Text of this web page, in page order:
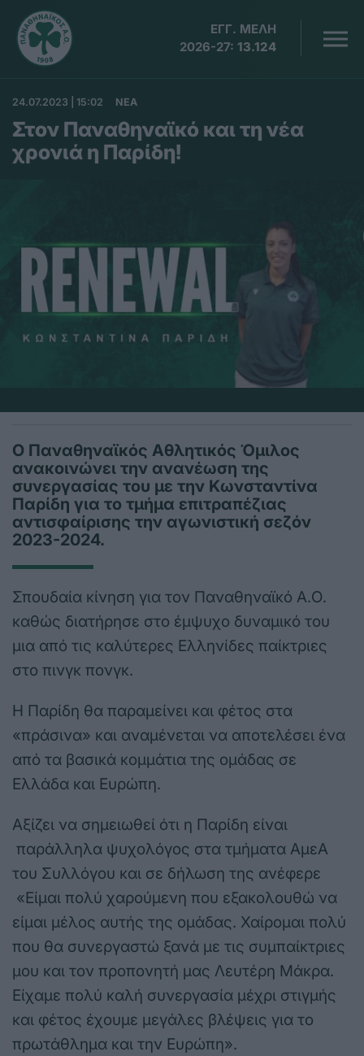
ΕΓΓ. ΜΕΛΗ
2026-27: 13.124
24.07.2023 | 15:02 ΝΕΑ
Στον Παναθηναϊκό και τη νέα
χρονιά η Παρίδη!
Ο Παναθηναϊκός Αθλητικός Όμιλος
ανακοινώνει την ανανέωση της
συνεργασίας του με την Κωνσταντίνα
Παρίδη για το τμήμα επιτραπέζιας
αντισφαίρισης την αγωνιστική σεζόν
2023-2024.
Σπουδαία κίνηση για τον Παναθηναϊκό Α.Ο.
καθώς διατήρησε στο έμψυχο δυναμικό του
μια από τις καλύτερες Ελληνίδες παίκτριες
στο πινγκ πονγκ.
Η Παρίδη θα παραμείνει και φέτος στα
«πράσινα» και αναμένεται να αποτελέσει ένα
από τα βασικά κομμάτια της ομάδας σε
Ελλάδα και Ευρώπη.
Αξίζει να σημειωθεί ότι η Παρίδη είναι
παράλληλα ψυχολόγος στα τμήματα ΑμεΑ
του Συλλόγου και σε δήλωση της ανέφερε
«Είμαι πολύ χαρούμενη που εξακολουθώ να
είμαι μέλος αυτής της ομάδας. Χαίρομαι πολύ
που θα συνεργαστώ ξανά με τις συμπαίκτριες
μου και τον προπονητή μας Λευτέρη Μάκρα.
Είχαμε πολύ καλή συνεργασία μέχρι στιγμής
και φέτος έχουμε μεγάλες βλέψεις για το
πρωτάθλημα και την Ευρώπη».